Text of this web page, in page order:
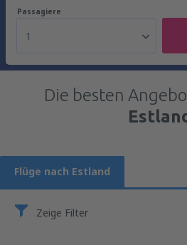
Passagiere
1
Die besten
Estland
Flüge nach Estland
Zeige Filter